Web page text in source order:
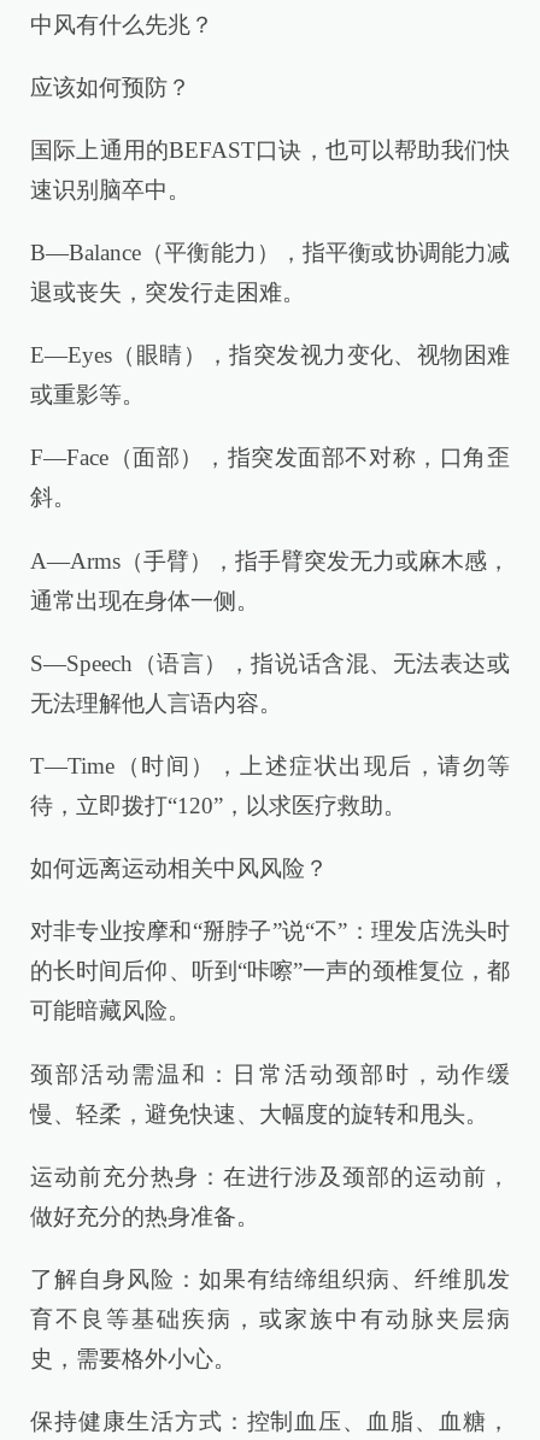
中风有什么先兆？
应该如何预防？
国际上通用的BEFAST口诀，也可以帮助我们快
速识别脑卒中。
B—Balance（平衡能力），指平衡或协调能力减
退或丧失，突发行走困难。
E—Eyes（眼睛），指突发视力变化、视物困难
或重影等。
F—Face（面部），指突发面部不对称，口角歪
斜。
A—Arms（手臂），指手臂突发无力或麻木感，
通常出现在身体一侧。
S—Speech（语言），指说话含混、无法表达或
无法理解他人言语内容。
T—Time（时间），上述症状出现后，请勿等
待，立即拨打“120”，以求医疗救助。
如何远离运动相关中风风险？
对非专业按摩和“掰脖子”说“不”：理发店洗头时
的长时间后仰、听到“咔嚓”一声的颈椎复位，都
可能暗藏风险。
颈部活动需温和：日常活动颈部时，动作缓
慢、轻柔，避免快速、大幅度的旋转和甩头。
运动前充分热身：在进行涉及颈部的运动前，
做好充分的热身准备。
了解自身风险：如果有结缔组织病、纤维肌发
育不良等基础疾病，或家族中有动脉夹层病
史，需要格外小心。
保持健康生活方式：控制血压、血脂、血糖，